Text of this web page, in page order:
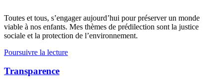
Toutes et tous, s’engager aujourd’hui pour préserver un monde
viable à nos enfants. Mes thèmes de prédilection sont la justice
sociale et la protection de l’environnement.
Poursuivre la lecture
Transparence